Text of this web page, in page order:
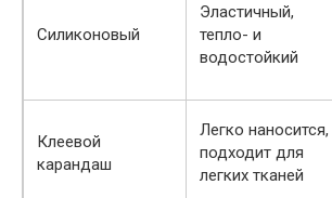
Силиконовый
Эластичный,
тепло- и
водостойкий
Клеевой
карандаш
Легко наносится,
подходит для
легких тканей